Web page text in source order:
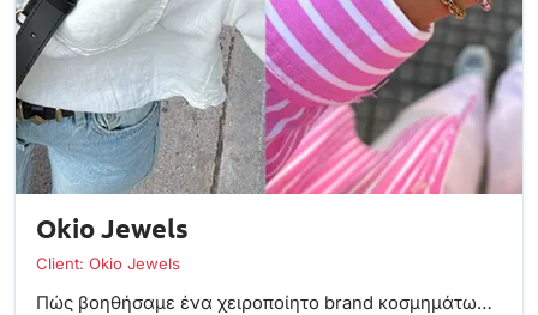
Okio Jewels
Client: Okio Jewels
Πώς βοηθήσαμε ένα χειροποίητο brand κοσμημάτων να απογειώσει τις πωλήσεις του.